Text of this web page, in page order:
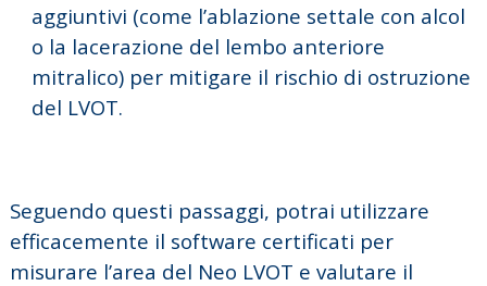
aggiuntivi (come l’ablazione settale con alcol
o la lacerazione del lembo anteriore
mitralico) per mitigare il rischio di ostruzione
del LVOT.
Seguendo questi passaggi, potrai utilizzare
efficacemente il software certificati per
misurare l’area del Neo LVOT e valutare il